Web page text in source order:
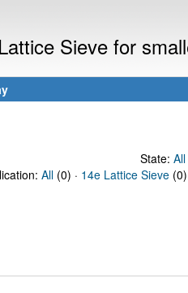
Sieve for
State: All
All (0) · 14e Lattice Sieve (0)